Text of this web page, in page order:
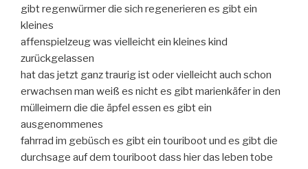
gibt regenwürmer die sich regenerieren es gibt ein
kleines
affenspielzeug was vielleicht ein kleines kind
zurückgelassen
hat das jetzt ganz traurig ist oder vielleicht auch schon
erwachsen man weiß es nicht es gibt marienkäfer in den
mülleimern die die äpfel essen es gibt ein
ausgenommenes
fahrrad im gebüsch es gibt ein touriboot und es gibt die
durchsage auf dem touriboot dass hier das leben tobe